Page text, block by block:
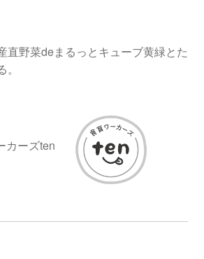
直野菜deまるっとキューブ黄緑とた
カーズten